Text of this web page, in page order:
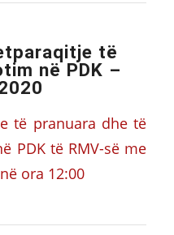
të
në PDK –
të pranuara dhe të
PDK të RMV-së me
ora 12:00